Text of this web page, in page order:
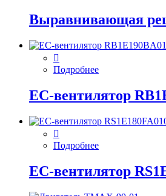
Выравнивающая
Подробнее
EC-вентилятор
Подробнее
EC-вентилятор